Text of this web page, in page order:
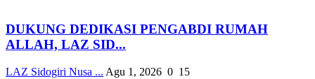
DUKUNG DEDIKASI PENGABDI RUMAH
ALLAH, LAZ SID...
LAZ Sidogiri Nusa ... Agu 1, 2026 0 15